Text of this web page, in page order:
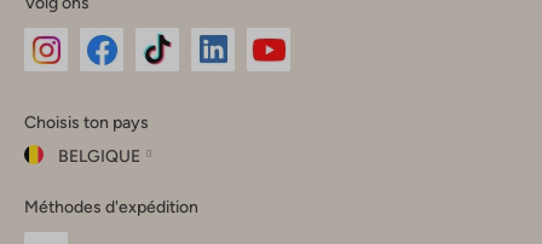
Instagram
Facebook
TikTok
Choisis ton pays
BELGIQUE
ton
pays
Fermer
Méthodes d'expédition